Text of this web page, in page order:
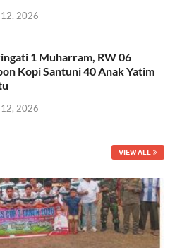
12, 2026
1 Muharram, RW 06
Kopi Santuni 40 Anak Yatim
12, 2026
VIEW ALL